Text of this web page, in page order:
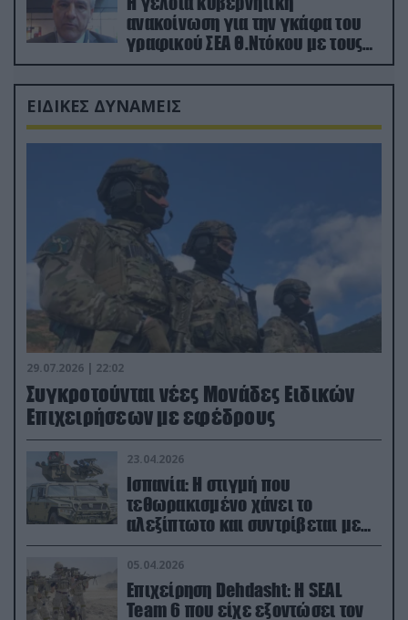
ανακοίνωση για την γκάφα του
γραφικού ΣΕΑ Θ.Ντόκου με τους
Ρώσους φαρσέρ
ΕΙΔΙΚΕΣ ΔΥΝΑΜΕΙΣ
29.07.2026 | 22:02
Συγκροτούνται νέες Μονάδες Ειδικών
Επιχειρήσεων με εφέδρους
23.04.2026
Ισπανία: Η στιγμή που
τεθωρακισμένο χάνει το
αλεξίπτωτο και συντρίβεται με
ορμή στο έδαφος (βίντεο)
05.04.2026
Επιχείρηση Dehdasht: Η SEAL
Team 6 που είχε εξοντώσει τον